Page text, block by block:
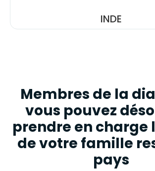
INDE
Membres de la
vous pouvez
prendre en charge
de votre famille
pays